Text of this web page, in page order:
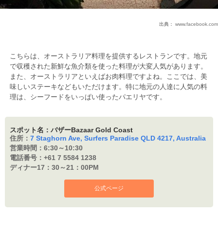
出典： www.facebook.com
こちらは、オーストラリア料理を提供するレストランです。地元
で収穫された新鮮な魚介類を使った料理が大変人気があります。
また、オーストラリアといえばお肉料理ですよね。ここでは、美
味しいステーキなどもいただけます。特に地元の人達に人気の料
理は、シーフードをいっぱい使ったパエリヤです。
スポット名：バザーBazaar Gold Coast
住所： 7 Staghorn Ave, Surfers Paradise QLD 4217, Australia
営業時間： 6:30～10:30
電話番号： +61 7 5584 1238
ディナー17： 30～21：00PM
公式ページ